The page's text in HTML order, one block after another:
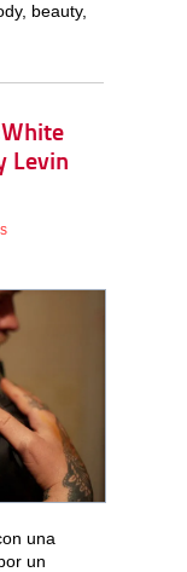
beauty,
Levin
una
un